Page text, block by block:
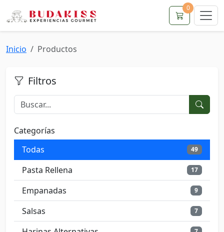
0
Inicio Productos
Filtros
Categorías
Todas
49
Pasta Rellena 17
Empanadas 9
Salsas 7